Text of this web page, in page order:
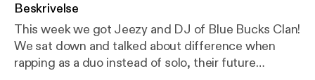
Beskrivelse
This week we got Jeezy and DJ of Blue Bucks Clan!
We sat down and talked about difference when
rapping as a duo instead of solo, their future